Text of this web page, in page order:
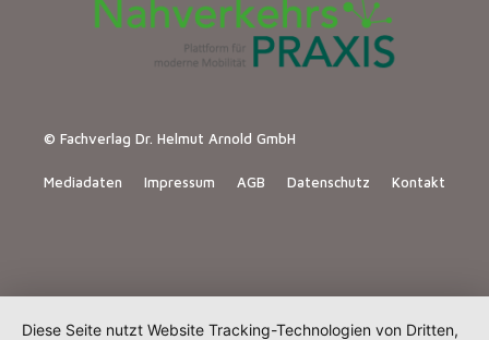
© Fachverlag Dr. Helmut Arnold GmbH
Mediadaten Impressum AGB Datenschutz Kontakt
Diese Seite nutzt Website Tracking-Technologien von Dritten,